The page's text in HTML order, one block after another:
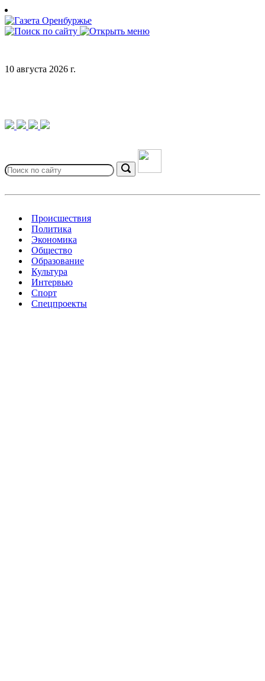
Skip
to
content
10 августа 2026 г.
for:
Search
Происшествия
Политика
Экономика
Общество
Образование
Культура
Интервью
Спорт
Спецпроекты